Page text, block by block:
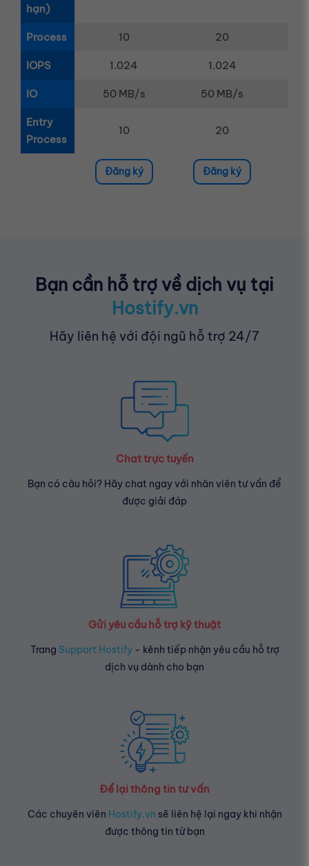
hạn)
Process 10 20
IOPS 1.024 1.024
IO 50 MB/s 50 MB/s
Entry
Process
10 20
Đăng ký Đăng ký
Bạn cần hỗ trợ về dịch vụ tại
Hostify.vn
Hãy liên hệ với đội ngũ hỗ trợ 24/7
Chat trực tuyến
Bạn có câu hỏi? Hãy chat ngay với nhân viên tư vấn để
được giải đáp
Gửi yêu cầu hỗ trợ kỹ thuật
Trang Support Hostify- kênh tiếp nhận yêu cầu hỗ trợ
dịch vụ dành cho bạn
Để lại thông tin tư vấn
Các chuyên viên Hostify.vn sẽ liên hệ lại ngay khi nhận
được thông tin từ bạn